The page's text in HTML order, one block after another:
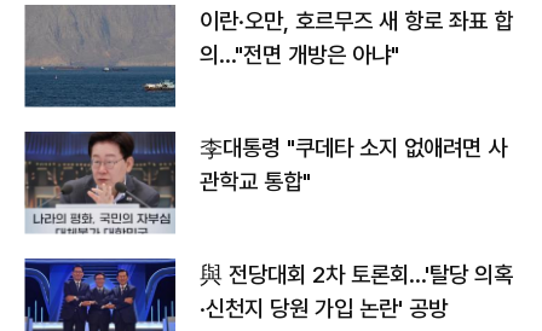
이란·오만, 호르무즈 새 항로 좌표 합
의…"전면 개방은 아냐"
李대통령 "쿠데타 소지 없애려면 사
관학교 통합"
與 전당대회 2차 토론회…'탈당 의혹
·신천지 당원 가입 논란' 공방